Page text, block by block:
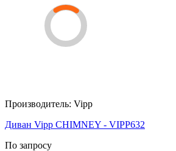
Производитель: Vipp
Диван Vipp CHIMNEY - VIPP632
По запросу